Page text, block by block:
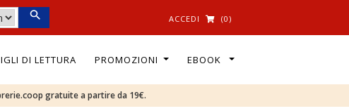
ACCEDI (0)
DI LETTURA PROMOZIONI EBOOK
gratuite a partire da 19€.